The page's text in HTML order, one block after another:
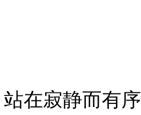
站在寂静而有